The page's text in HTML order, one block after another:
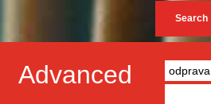
Search
Advanced